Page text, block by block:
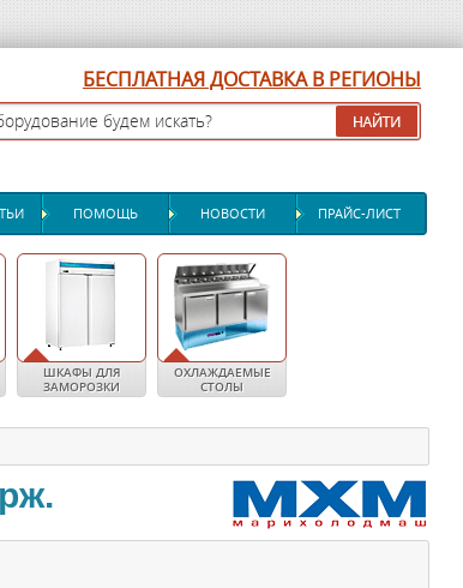
БЕСПЛАТНАЯ ДОСТАВКА В РЕГИОНЫ
ПОМОЩЬ НОВОСТИ ПРАЙС-ЛИСТ
ШКАФЫ ДЛЯ
ЗАМОРОЗКИ
ОХЛАЖДАЕМЫЕ
СТОЛЫ